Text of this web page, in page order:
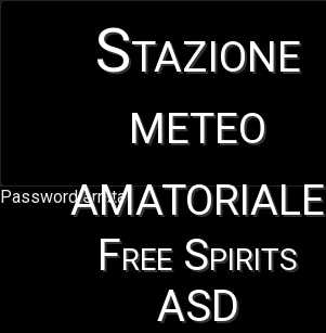
Stazione
meteo
amatoriale
Free Spirits
ASD
Password errata